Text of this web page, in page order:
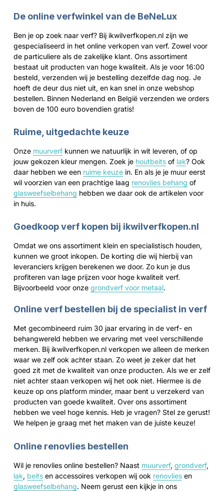
De online verfwinkel van de BeNeLux
Ben je op zoek naar verf? Bij ikwilverfkopen.nl zijn we
gespecialiseerd in het online verkopen van verf. Zowel voor
de particuliere als de zakelijke klant. Ons assortiment
bestaat uit producten van hoge kwaliteit. Als je voor 16:00
besteld, verzenden wij je bestelling dezelfde dag nog. Je
hoeft de deur dus niet uit, en kan snel in onze webshop
bestellen. Binnen Nederland en België verzenden we orders
boven de 100 euro bovendien gratis!
Ruime, uitgedachte keuze
Onze muurverf kunnen we natuurlijk in wit leveren, of op
jouw gekozen kleur mengen. Zoek je houtbeits of lak? Ook
daar hebben we een ruime keuze in. En als je je muur eerst
wil voorzien van een prachtige laag renovlies behang of
glasweefselbehang hebben we daar ook de artikelen voor
in huis.
Goedkoop verf kopen bij ikwilverfkopen.nl
Omdat we ons assortiment klein en specialistisch houden,
kunnen we groot inkopen. De korting die wij hierbij van
leveranciers krijgen berekenen we door. Zo kun je dus
profiteren van lage prijzen voor hoge kwaliteit verf.
Bijvoorbeeld voor onze grondverf voor metaal.
Online verf bestellen bij de specialist in verf
Met gecombineerd ruim 30 jaar ervaring in de verf- en
behangwereld hebben we ervaring met veel verschillende
merken. Bij ikwilverfkopen.nl verkopen we alleen de merken
waar we zelf ook achter staan. Zo weet je zeker dat het
goed zit met de kwaliteit van onze producten. Als we er zelf
niet achter staan verkopen wij het ook niet. Hiermee is de
keuze op ons platform minder, maar bent u verzekerd van
producten van goede kwaliteit. Over ons assortiment
hebben we veel hoge kennis. Heb je vragen? Stel ze gerust!
We helpen je graag met het maken van de juiste keuze!
Online renovlies bestellen
Wil je renovlies online bestellen? Naast muurverf, grondverf,
lak, beits en accessoires verkopen wij ook renovlies en
glasweefselbehang. Neem gerust een kijkje in ons